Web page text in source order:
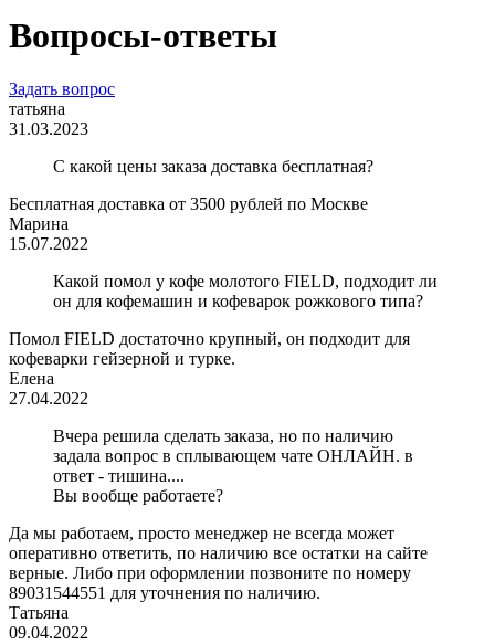
Вопросы-ответы
Задать вопрос
татьяна
31.03.2023
С какой цены заказа доставка бесплатная?
Бесплатная доставка от 3500 рублей по Москве
Марина
15.07.2022
Какой помол у кофе молотого FIELD, подходит ли
он для кофемашин и кофеварок рожкового типа?
Помол FIELD достаточно крупный, он подходит для
кофеварки гейзерной и турке.
Елена
27.04.2022
Вчера решила сделать заказа, но по наличию
задала вопрос в сплывающем чате ОНЛАЙН. в
ответ - тишина....
Вы вообще работаете?
Да мы работаем, просто менеджер не всегда может
оперативно ответить, по наличию все остатки на сайте
верные. Либо при оформлении позвоните по номеру
89031544551 для уточнения по наличию.
Татьяна
09.04.2022